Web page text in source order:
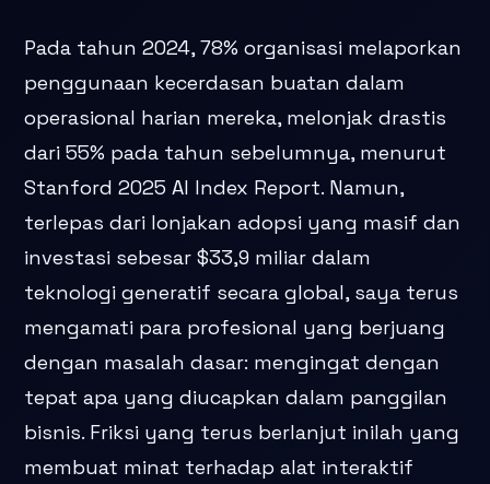
Pada tahun 2024, 78% organisasi melaporkan
penggunaan kecerdasan buatan dalam
operasional harian mereka, melonjak drastis
dari 55% pada tahun sebelumnya, menurut
Stanford 2025 AI Index Report. Namun,
terlepas dari lonjakan adopsi yang masif dan
investasi sebesar $33,9 miliar dalam
teknologi generatif secara global, saya terus
mengamati para profesional yang berjuang
dengan masalah dasar: mengingat dengan
tepat apa yang diucapkan dalam panggilan
bisnis. Friksi yang terus berlanjut inilah yang
membuat minat terhadap alat interaktif